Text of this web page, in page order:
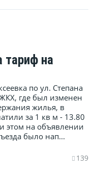
тариф на
по ул. Степана
где был изменен
жилья, в
за 1 кв м - 13.80
этом на объявлении
было нап...
139